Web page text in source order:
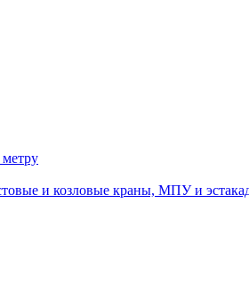
и козловые краны, МПУ и